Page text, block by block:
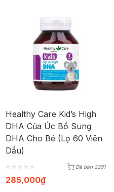
Healthy Care Kid’s High
DHA Của Úc Bổ Sung
DHA Cho Bé (Lọ 60 Viên
Dầu)
Đã bán 2291
285,000₫